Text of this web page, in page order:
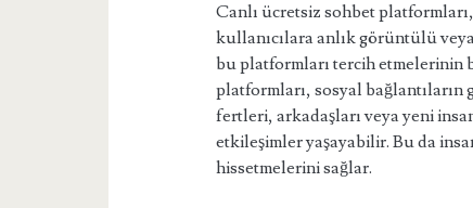
Canlı ücretsiz sohbet
kullanıcılara anlık görüntülü
bu platformları tercih etmelerinin
platformları, sosyal
fertleri, arkadaşları veya yeni
etkileşimler yaşayabilir. Bu da
hissetmelerini sağlar.